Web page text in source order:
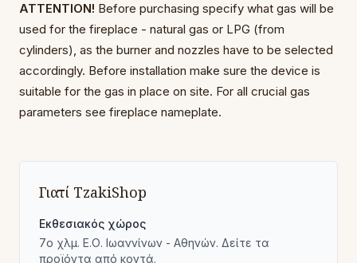
ATTENTION! Before purchasing specify what gas will be
used for the fireplace - natural gas or LPG (from
cylinders), as the burner and nozzles have to be selected
accordingly. Before installation make sure the device is
suitable for the gas in place on site. For all crucial gas
parameters see fireplace nameplate.
Γιατί TzakiShop
Εκθεσιακός χώρος
7ο χλμ. Ε.Ο. Ιωαννίνων - Αθηνών. Δείτε τα
προϊόντα από κοντά.